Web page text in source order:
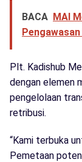
BACA MAI
Plt. Kadishub
dengan elemen
pengelolaan
retribusi.
“Kami terbuka
Pemetaan